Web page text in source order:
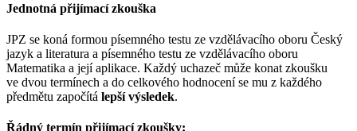
Jednotná přijímací zkouška
JPZ se koná formou písemného testu ze vzdělávacího oboru Český
jazyk a literatura a písemného testu ze vzdělávacího oboru
Matematika a její aplikace. Každý uchazeč může konat zkoušku
ve dvou termínech a do celkového hodnocení se mu z každého
předmětu započítá lepší výsledek.
Řádný termín přijímací zkoušky: